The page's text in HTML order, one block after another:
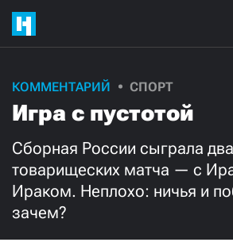
КОММЕНТАРИЙ СПОРТ
Игра с пустотой
Сборная России сыграла два
товарищеских матча — с
Ираком. Неплохо: ничья и
зачем?
нашу
Ежемесячно
3000